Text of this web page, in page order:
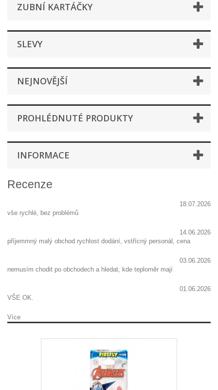
ZUBNÍ KARTÁČKY
SLEVY
NEJNOVĚJŠÍ
PROHLÉDNUTÉ PRODUKTY
INFORMACE
Recenze
18.07.2026
vše rychlé, bez problémů
14.06.2026
příjemmný malý obchod rychlost dodání, vstřícný personál, cena
03.06.2026
nemusím chodit po obchodech a hledat, kde teploměr mají
01.06.2026
VŠE OK.
Více